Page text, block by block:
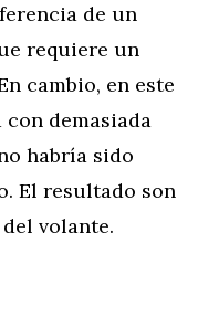
de un
requiere un
cambio, en este
con demasiada
habría sido
El resultado son
volante.